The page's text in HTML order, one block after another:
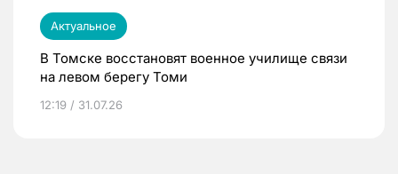
Актуальное
В Томске восстановят военное училище связи
на левом берегу Томи
12:19 / 31.07.26